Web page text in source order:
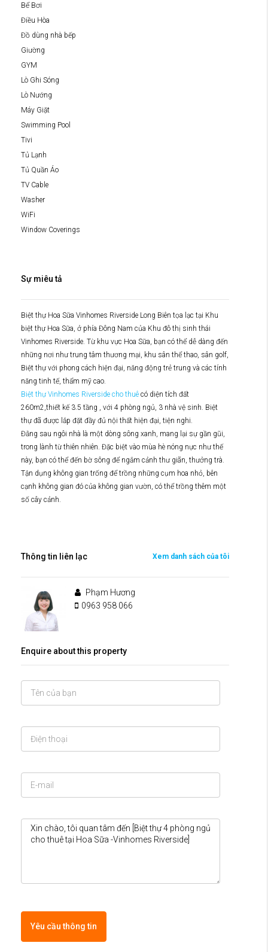
Bể Bơi
Điều Hòa
Đồ dùng nhà bếp
Giường
GYM
Lò Ghi Sóng
Lò Nướng
Máy Giặt
Swimming Pool
Tivi
Tủ Lạnh
Tủ Quần Áo
TV Cable
Washer
WiFi
Window Coverings
Sự miêu tả
Biệt thự Hoa Sữa Vinhomes Riverside Long Biên tọa lạc tại Khu
biệt thự Hoa Sữa, ở phía Đông Nam của Khu đô thị sinh thái
Vinhomes Riverside. Từ khu vực Hoa Sữa, bạn có thể dễ dàng đến
những nơi như trung tâm thương mại, khu sân thể thao, sân golf,
Biệt thự với phong cách hiện đại, năng động trẻ trung và các tính
năng tinh tế, thẩm mỹ cao.
Biệt thự Vinhomes Riverside cho thuê có diện tích đất
260m2,thiết kế 3.5 tầng , với 4 phòng ngủ, 3 nhà vệ sinh. Biệt
thự đã được lắp đặt đầy đủ nội thất hiện đại, tiện nghi.
Đằng sau ngôi nhà là một dòng sông xanh, mang lại sự gần gũi,
trong lành từ thiên nhiên. Đặc biệt vào mùa hè nóng nực như thế
này, bạn có thể đến bờ sông để ngắm cảnh thư giãn, thưởng trà.
Tận dụng không gian trống để trồng những cụm hoa nhỏ, bên
cạnh không gian đó của không gian vườn, có thể trồng thêm một
số cây cảnh.
Thông tin liên lạc Xem danh sách của tôi
Phạm Hương
0963 958 066
Enquire about this property
Yêu cầu thông tin